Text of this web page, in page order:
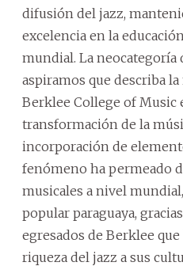
difusión del jazz,
excelencia en la
mundial. La neocategoría
aspiramos que describa
Berklee College of Music
transformación de la
incorporación de
fenómeno ha permeado
musicales a nivel
popular paraguaya,
egresados de Berklee
riqueza del jazz a sus